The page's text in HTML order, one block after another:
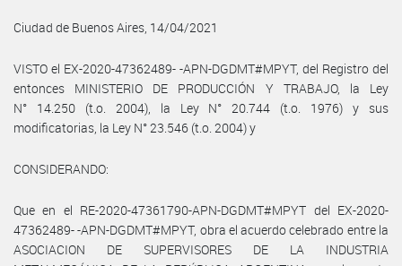
Ciudad de Buenos Aires, 14/04/2021
VISTO el EX-2020-47362489- -APN-DGDMT#MPYT, del Registro del
entonces MINISTERIO DE PRODUCCIÓN Y TRABAJO, la Ley
N° 14.250 (t.o. 2004), la Ley N° 20.744 (t.o. 1976) y sus
modificatorias, la Ley N° 23.546 (t.o. 2004) y
CONSIDERANDO:
Que en el RE-2020-47361790-APN-DGDMT#MPYT del EX-2020-
47362489- -APN-DGDMT#MPYT, obra el acuerdo celebrado entre la
ASOCIACION DE SUPERVISORES DE LA INDUSTRIA